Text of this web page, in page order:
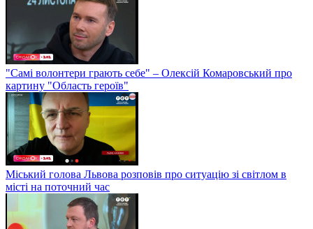
"Самі волонтери грають себе" – Олексій Комаровський про
картину "Область героїв"
Міський голова Львова розповів про ситуацію зі світлом в
місті на поточний час